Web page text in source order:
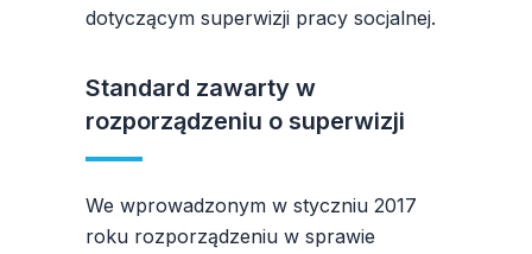
dotyczącym superwizji pracy socjalnej.
Standard zawarty w
rozporządzeniu o superwizji
We wprowadzonym w styczniu 2017
roku rozporządzeniu w sprawie